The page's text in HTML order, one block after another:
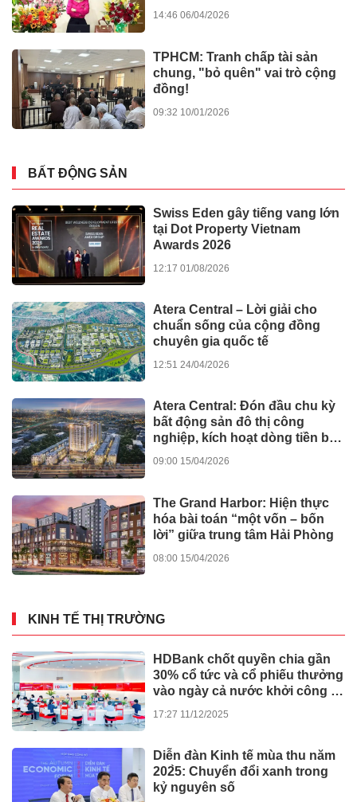
14:46 06/04/2026
TPHCM: Tranh chấp tài sản
chung, "bỏ quên" vai trò cộng
đồng!
09:32 10/01/2026
BẤT ĐỘNG SẢN
Swiss Eden gây tiếng vang lớn
tại Dot Property Vietnam
Awards 2026
12:17 01/08/2026
Atera Central – Lời giải cho
chuẩn sống của cộng đồng
chuyên gia quốc tế
12:51 24/04/2026
Atera Central: Đón đầu chu kỳ
bất động sản đô thị công
nghiệp, kích hoạt dòng tiền bền
vững
09:00 15/04/2026
The Grand Harbor: Hiện thực
hóa bài toán “một vốn – bốn
lời” giữa trung tâm Hải Phòng
08:00 15/04/2026
KINH TẾ THỊ TRƯỜNG
HDBank chốt quyền chia gần
30% cổ tức và cổ phiếu thưởng
vào ngày cả nước khởi công -
17:27 11/12/2025
Diễn đàn Kinh tế mùa thu năm
202̀5: Chuyển đổi xanh trong
kỷ nguyên số